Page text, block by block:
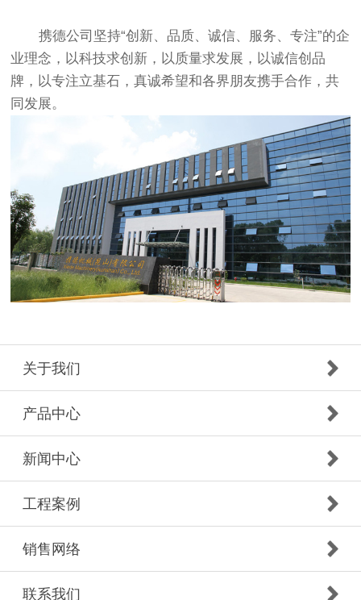
携德公司坚持“创新、品质、诚信、服务、专注”的企
业理念，以科技求创新，以质量求发展，以诚信创品
牌，以专注立基石，真诚希望和各界朋友携手合作，共
同发展。
关于我们
产品中心
新闻中心
工程案例
销售网络
联系我们